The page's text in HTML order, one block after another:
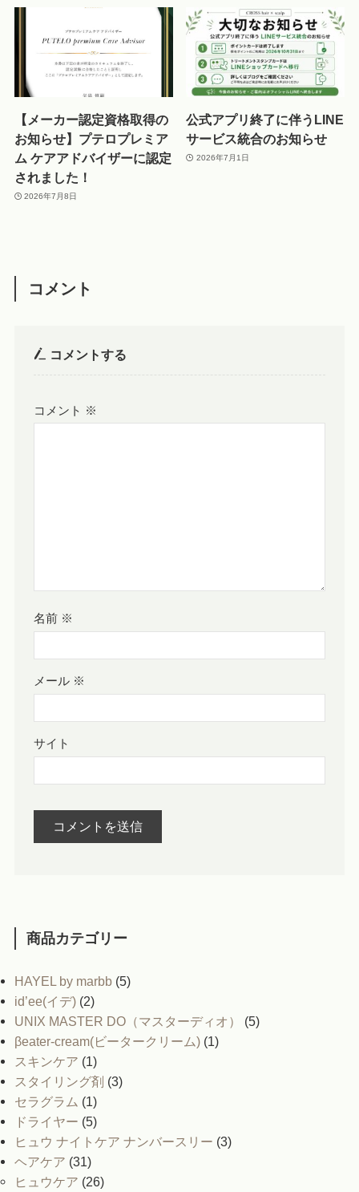
【メーカー認定資格取得の
お知らせ】プテロプレミア
ム ケアアドバイザーに認定
されました！
2026年7月8日
公式アプリ終了に伴うLINE
サービス統合のお知らせ
2026年7月1日
コメント
コメントする
コメント ※
名前 ※
メール ※
サイト
商品カテゴリー
HAYEL by marbb (5)
id’ee(イデ) (2)
UNIX MASTER DO（マスターディオ）
(5)
βeater-cream(ビータークリーム) (1)
スキンケア (1)
スタイリング剤 (3)
セラグラム (1)
ドライヤー (5)
ヒュウ ナイトケア ナンバースリー (3)
ヘアケア (31)
ヒュウケア (26)